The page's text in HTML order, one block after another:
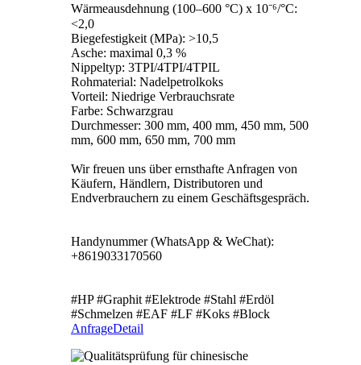
Wärmeausdehnung (100–600 °C) x 10⁻⁶/°C:
<2,0
Biegefestigkeit (MPa): >10,5
Asche: maximal 0,3 %
Nippeltyp: 3TPI/4TPI/4TPIL
Rohmaterial: Nadelpetrolkoks
Vorteil: Niedrige Verbrauchsrate
Farbe: Schwarzgrau
Durchmesser: 300 mm, 400 mm, 450 mm, 500
mm, 600 mm, 650 mm, 700 mm
Wir freuen uns über ernsthafte Anfragen von
Käufern, Händlern, Distributoren und
Endverbrauchern zu einem Geschäftsgespräch.
Handynummer (WhatsApp & WeChat):
+8619033170560
#HP #Graphit #Elektrode #Stahl #Erdöl
#Schmelzen #EAF #LF #Koks #Block
AnfrageDetail